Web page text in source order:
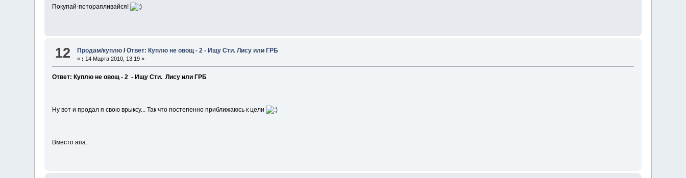
Покупай-поторапливайся!
12 Продам/куплю /Ответ: Куплю не овощ - 2 - Ищу Сти. Лису или ГРБ
« : 14 Марта 2010, 13:19 »
Ответ: Куплю не овощ - 2 - Ищу Сти. Лису или ГРБ
Ну вот и продал я свою врыксу... Так что постепенно приближаюсь к цели
Вместо апа.